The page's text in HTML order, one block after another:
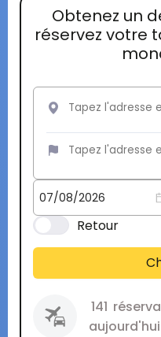
Obtenez un
réservez votre
Retour
141
aujourd'hui